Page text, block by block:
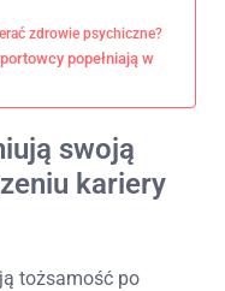
zdrowie psychiczne?
popełniają w
swoją
kariery
tożsamość po